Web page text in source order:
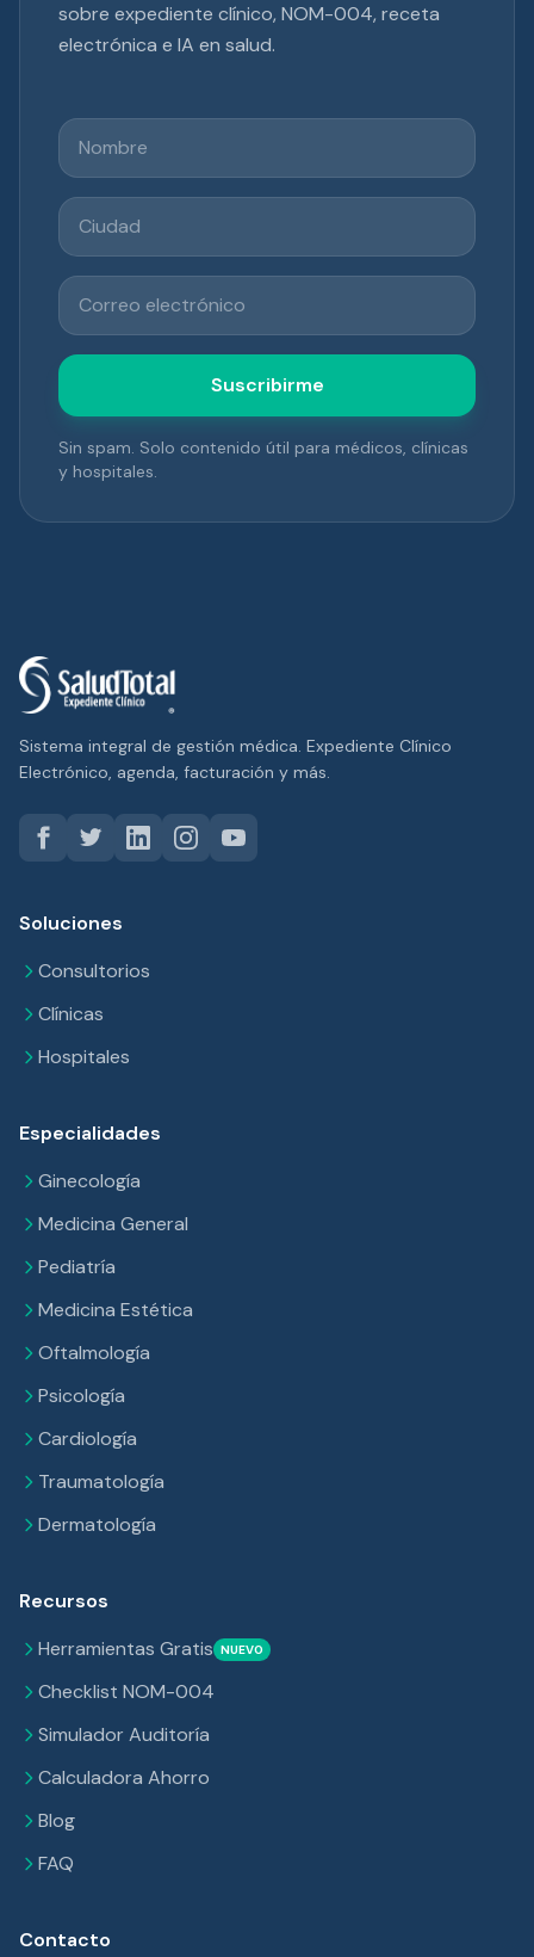
sobre expediente clínico, NOM-004, receta
electrónica e IA en salud.
Nombre
Ciudad
Correo electrónico
Suscribirme
Sin spam. Solo contenido útil para médicos, clínicas
y hospitales.
Sistema integral de gestión médica. Expediente Clínico
Electrónico, agenda, facturación y más.
Soluciones
Consultorios
Clínicas
Hospitales
Especialidades
Ginecología
Medicina General
Pediatría
Medicina Estética
Oftalmología
Psicología
Cardiología
Traumatología
Dermatología
Recursos
Herramientas Gratis NUEVO
Checklist NOM-004
Simulador Auditoría
Calculadora Ahorro
Blog
FAQ
Contacto